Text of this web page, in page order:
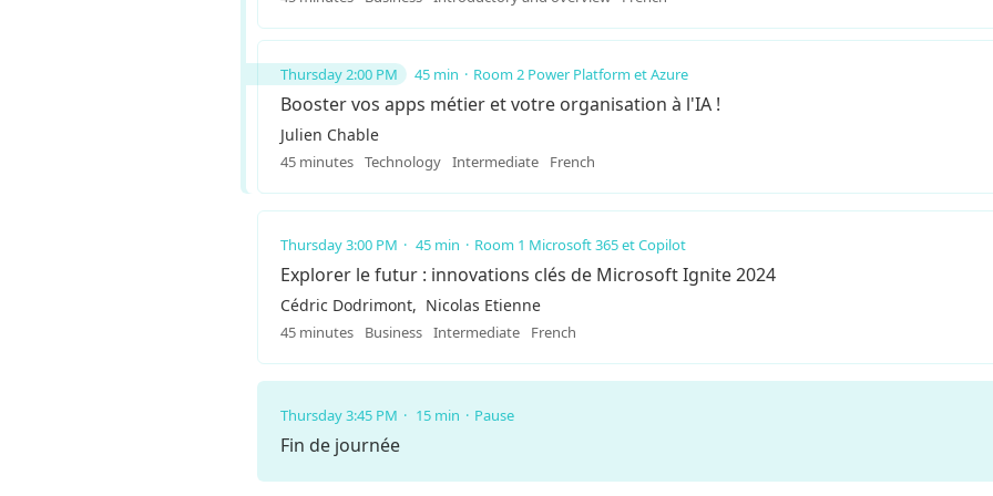
Thursday 2:00 PM 45 min Room 2 Power Platform et Azure
Booster vos apps métier et votre organisation à l'IA !
Julien Chable
45 minutes Technology Intermediate French
Thursday 3:00 PM 45 min Room 1 Microsoft 365 et Copilot
Explorer le futur : innovations clés de Microsoft Ignite 2024
Cédric Dodrimont Nicolas Etienne
45 minutes Business Intermediate French
Thursday 3:45 PM 15 min Pause
Fin de journée